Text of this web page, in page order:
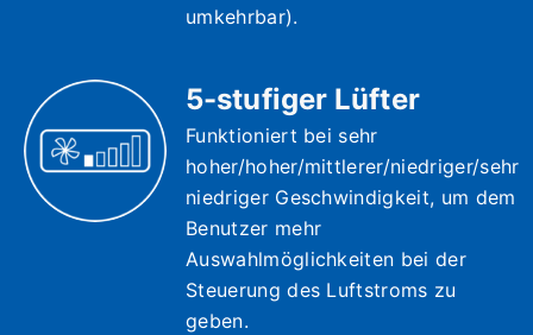
umkehrbar).
5-stufiger Lüfter
Funktioniert bei sehr
hoher/hoher/mittlerer/niedriger/sehr
niedriger Geschwindigkeit, um dem
Benutzer mehr
Auswahlmöglichkeiten bei der
Steuerung des Luftstroms zu
geben.